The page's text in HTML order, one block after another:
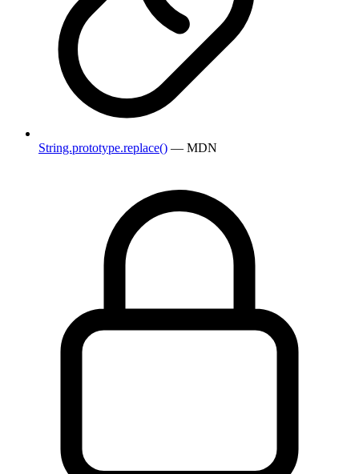
String.prototype.replace() — MDN